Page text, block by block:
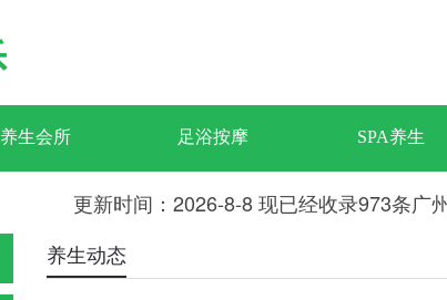
养生会所 足浴按摩 SPA养生
更新时间：2026-8-8 现已经收录973条广
养生动态